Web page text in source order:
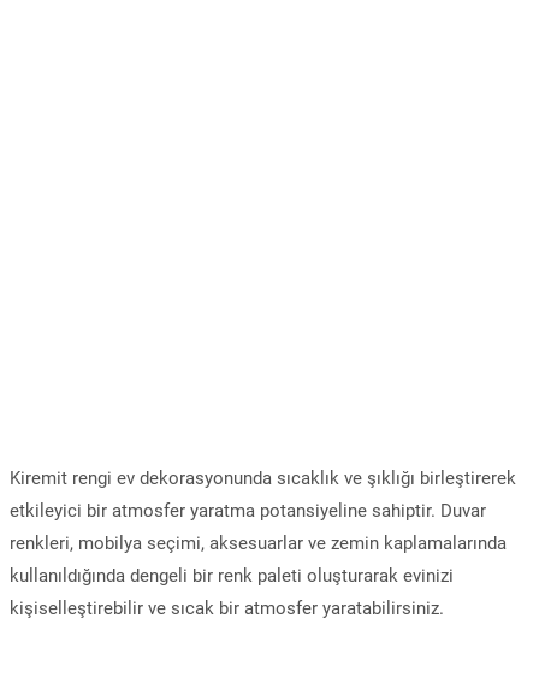
Kiremit rengi ev dekorasyonunda sıcaklık ve şıklığı birleştirerek
etkileyici bir atmosfer yaratma potansiyeline sahiptir. Duvar
renkleri, mobilya seçimi, aksesuarlar ve zemin kaplamalarında
kullanıldığında dengeli bir renk paleti oluşturarak evinizi
kişiselleştirebilir ve sıcak bir atmosfer yaratabilirsiniz.